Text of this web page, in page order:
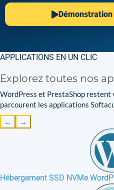
APPLICATIONS EN UN CLIC
Explorez toutes nos
WordPress et PrestaShop
parcourent les applications
← →
Hébergement SSD NVMe